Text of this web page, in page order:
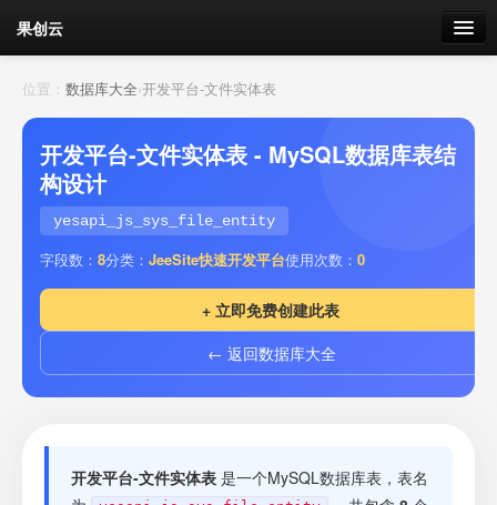
果创云
数据表单
API接口
云存储
流量 剩余接口流量
套餐
位置： 数据库大全›开发平台-文件实体表
开发平台-文件实体表 - MySQL数据库表结
构设计
yesapi_js_sys_file_entity
字段数： 8分类： JeeSite快速开发平台使用次数： 0
+ 立即免费创建此表
← 返回数据库大全
开发平台-文件实体表 是一个MySQL数据库表，表名